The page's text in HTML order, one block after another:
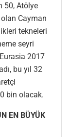
50, Atölye
olan Cayman
tekneleri
seyri
2017
bu yıl 32
bin olacak.
EN BÜYÜK